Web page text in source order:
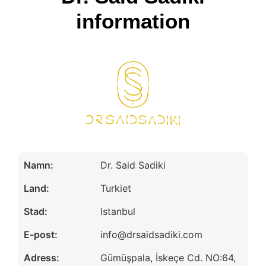
information
Namn:
Land:
Stad:
E-post:
Adress:
Dr. Said Sadiki
Turkiet
Istanbul
info@drsaidsadiki.com
Gümüşpala, İskeçe Cd. NO:64,